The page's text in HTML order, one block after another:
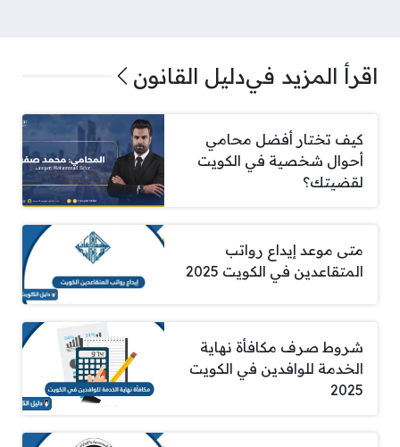
اقرأ المزيد فيدليل القانون
كيف تختار أفضل محامي
أحوال شخصية في الكويت
لقضيتك؟
متى موعد إيداع رواتب
المتقاعدين في الكويت 2025
شروط صرف مكافأة نهاية
الخدمة للوافدين في الكويت
2025